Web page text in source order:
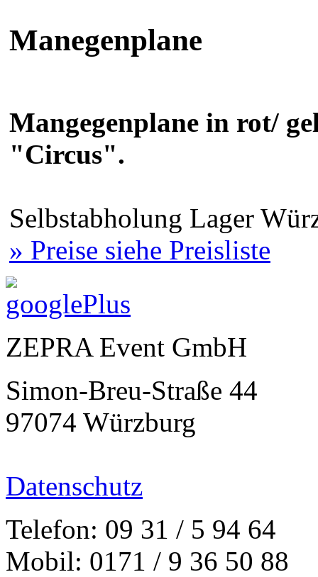
Manegenplane
Mangegenplane in rot/
"Circus".
Selbstabholung Lager
» Preise siehe Preisliste
ZEPRA Event GmbH
Simon-Breu-Straße 44
97074 Würzburg
Datenschutz
Telefon: 09 31 / 5 94 64
Mobil: 0171 / 9 36 50 88